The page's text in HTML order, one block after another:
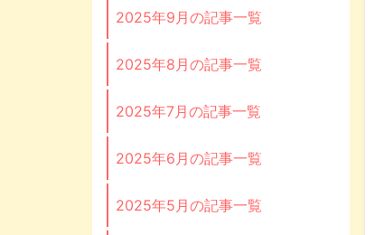
2025年9月の記事一覧
2025年8月の記事一覧
2025年7月の記事一覧
2025年6月の記事一覧
2025年5月の記事一覧